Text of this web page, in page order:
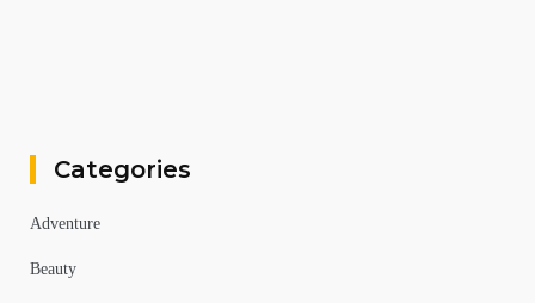
Categories
Adventure
Beauty